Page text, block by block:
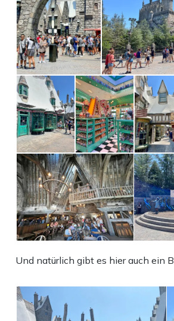
Und natürlich gibt es hier auch ein